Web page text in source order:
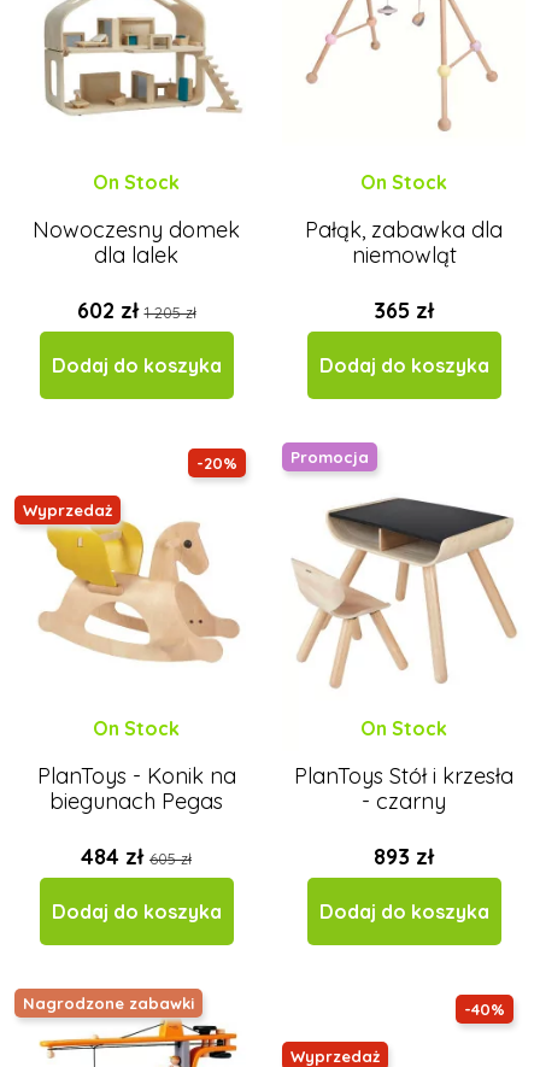
On Stock
Nowoczesny domek
dla lalek
602 zł1 205 zł
Dodaj do koszyka
On Stock
Pałąk, zabawka dla
niemowląt
365 zł
Dodaj do koszyka
-20%
Wyprzedaż
On Stock
PlanToys - Konik na
biegunach Pegas
484 zł 605 zł
Dodaj do koszyka
Promocja
On Stock
PlanToys Stół i krzesła
- czarny
893 zł
Dodaj do koszyka
Nagrodzone zabawki -40%
Wyprzedaż